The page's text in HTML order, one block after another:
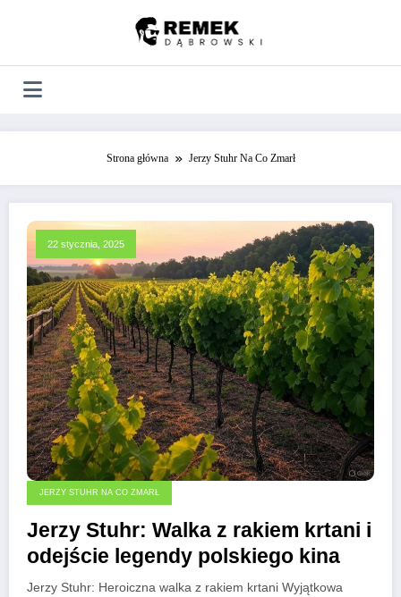
Strona główna Jerzy Stuhr Na Co Zmarł
22 stycznia, 2025
JERZY STUHR NA CO ZMARŁ
Jerzy Stuhr: Walka z rakiem krtani i
odejście legendy polskiego kina
Jerzy Stuhr: Heroiczna walka z rakiem krtani Wyjątkowa